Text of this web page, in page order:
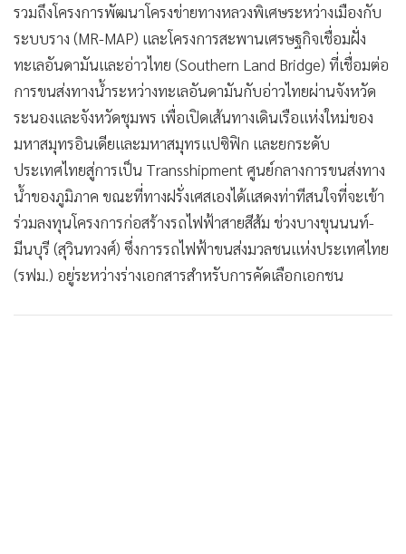
รวมถึงโครงการพัฒนาโครงข่ายทางหลวงพิเศษระหว่างเมืองกับ
ระบบราง (MR-MAP) และโครงการสะพานเศรษฐกิจเชื่อมฝั่ง
ทะเลอันดามันและอ่าวไทย (Southern Land Bridge) ที่เชื่อมต่อ
การขนส่งทางน้ำระหว่างทะเลอันดามันกับอ่าวไทยผ่านจังหวัด
ระนองและจังหวัดชุมพร เพื่อเปิดเส้นทางเดินเรือแห่งใหม่ของ
มหาสมุทรอินเดียและมหาสมุทรแปซิฟิก และยกระดับ
ประเทศไทยสู่การเป็น Transshipment ศูนย์กลางการขนส่งทาง
น้ำของภูมิภาค ขณะที่ทางฝรั่งเศสเองได้แสดงท่าทีสนใจที่จะเข้า
ร่วมลงทุนโครงการก่อสร้างรถไฟฟ้าสายสีส้ม ช่วงบางขุนนนท์-
มีนบุรี (สุวินทวงศ์) ซึ่งการรถไฟฟ้าขนส่งมวลชนแห่งประเทศไทย
(รฟม.) อยู่ระหว่างร่างเอกสารสำหรับการคัดเลือกเอกชน